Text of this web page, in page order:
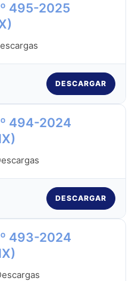
495-2025
DESCARGAR
494-2024
DESCARGAR
493-2024